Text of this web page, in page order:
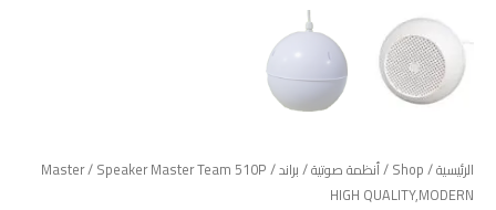
الرئيسية/
Shop
/أنظمة صوتية/براند/
Master/ Speaker Master Team 510P
HIGH QUALITY,MODERN